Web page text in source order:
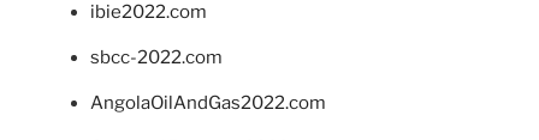
ibie2022.com
sbcc-2022.com
AngolaOilAndGas2022.com